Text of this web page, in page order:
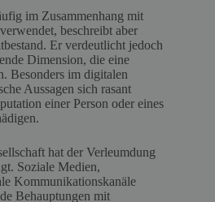
im Zusammenhang mit
beschreibt aber
Er verdeutlicht jedoch
Dimension, die eine
Besonders im digitalen
Aussagen sich rasant
einer Person oder eines
hat der Verleumdung
Soziale Medien,
Kommunikationskanäle
Behauptungen mit